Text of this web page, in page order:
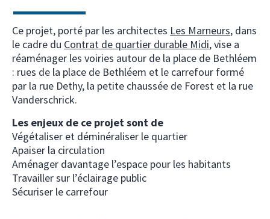
Ce projet, porté par les architectes Les Marneurs, dans
le cadre du Contrat de quartier durable Midi, vise a
réaménager les voiries autour de la place de Bethléem
: rues de la place de Bethléem et le carrefour formé
par la rue Dethy, la petite chaussée de Forest et la rue
Vanderschrick.
Les enjeux de ce projet sont de
Végétaliser et déminéraliser le quartier
Apaiser la circulation
Aménager davantage l’espace pour les habitants
Travailler sur l’éclairage public
Sécuriser le carrefour